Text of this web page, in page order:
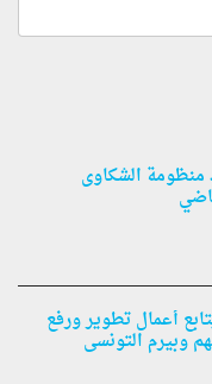
منظومة الشكاوى
أعمال تطوير ورفع
وبيرم التونسى